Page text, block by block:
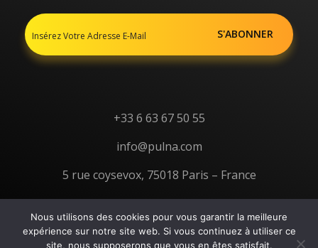
+33 6 63 67 50 55
info@pulna.com
5 rue coysevox, 75018 Paris – France
Nous utilisons des cookies pour vous garantir la meilleure
expérience sur notre site web. Si vous continuez à utiliser ce
site, nous supposerons que vous en êtes satisfait.